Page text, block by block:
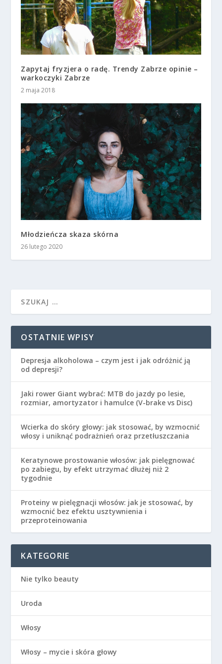
Zapytaj fryzjera o radę. Trendy Zabrze opinie –
warkoczyki Zabrze
2 maja 2018
Młodzieńcza skaza skórna
26 lutego 2020
OSTATNIE WPISY
Depresja alkoholowa – czym jest i jak odróżnić ją
od depresji?
Jaki rower Giant wybrać: MTB do jazdy po lesie,
rozmiar, amortyzator i hamulce (V-brake vs Disc)
Wcierka do skóry głowy: jak stosować, by wzmocnić
włosy i uniknąć podrażnień oraz przetłuszczania
Keratynowe prostowanie włosów: jak pielęgnować
po zabiegu, by efekt utrzymać dłużej niż 2
tygodnie
Proteiny w pielęgnacji włosów: jak je stosować, by
wzmocnić bez efektu usztywnienia i
przeproteinowania
KATEGORIE
Nie tylko beauty
Uroda
Włosy
Włosy – mycie i skóra głowy